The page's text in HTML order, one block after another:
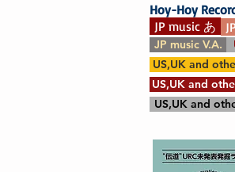
JP music あ
JP music V.A.
US,UK and
US,UK and
US,UK and
Hoy-Hoy